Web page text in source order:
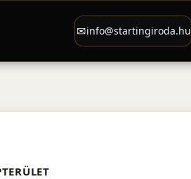
✉info@startingiroda.hu